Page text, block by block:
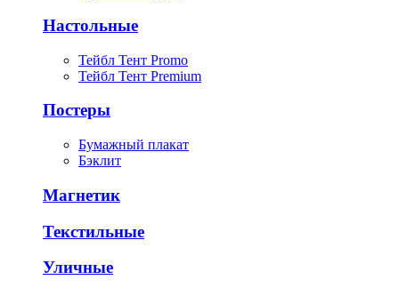
Настольные
Тейбл Тент Promo
Тейбл Тент Premium
Постеры
Бумажный плакат
Бэклит
Магнетик
Текстильные
Уличные